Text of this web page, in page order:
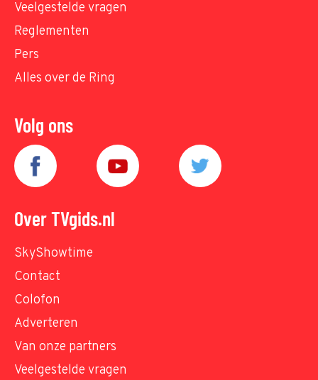
Veelgestelde vragen
Reglementen
Pers
Alles over de Ring
Volg ons
Over TVgids.nl
SkyShowtime
Contact
Colofon
Adverteren
Van onze partners
Veelgestelde vragen